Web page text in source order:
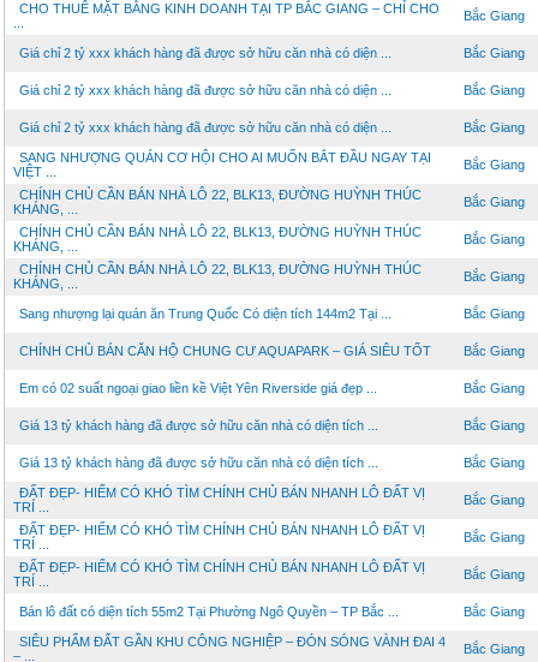
CHO THUÊ MẶT BẰNG KINH DOANH TẠI TP BẮC GIANG – CHỈ CHO
Bắc Giang
Giá chỉ 2 tỷ xxx khách hàng đã được sở hữu căn nhà có diện ... Bắc Giang
Giá chỉ 2 tỷ xxx khách hàng đã được sở hữu căn nhà có diện ... Bắc Giang
Giá chỉ 2 tỷ xxx khách hàng đã được sở hữu căn nhà có diện ... Bắc Giang
SANG NHƯỢNG QUÁN CƠ HỘI CHO AI MUỐN BẮT ĐẦU NGAY TẠI
VIỆT ...
Bắc Giang
CHÍNH CHỦ CẦN BÁN NHÀ LÔ 22, BLK13, ĐƯỜNG HUỲNH THÚC
KHÁNG, ...
Bắc Giang
CHÍNH CHỦ CẦN BÁN NHÀ LÔ 22, BLK13, ĐƯỜNG HUỲNH THÚC
KHÁNG, ...
Bắc Giang
CHÍNH CHỦ CẦN BÁN NHÀ LÔ 22, BLK13, ĐƯỜNG HUỲNH THÚC
KHÁNG, ...
Bắc Giang
Sang nhượng lại quán ăn Trung Quốc Có diện tích 144m2 Tại ... Bắc Giang
CHÍNH CHỦ BÁN CĂN HỘ CHUNG CƯ AQUAPARK – GIÁ SIÊU TỐT Bắc Giang
Em có 02 suất ngoại giao liền kề Việt Yên Riverside giá đẹp ... Bắc Giang
Giá 13 tỷ khách hàng đã được sở hữu căn nhà có diện tích ... Bắc Giang
Giá 13 tỷ khách hàng đã được sở hữu căn nhà có diện tích ... Bắc Giang
ĐẤT ĐẸP- HIẾM CÓ KHÓ TÌM CHÍNH CHỦ BÁN NHANH LÔ ĐẤT VỊ
TRÍ ...
Bắc Giang
ĐẤT ĐẸP- HIẾM CÓ KHÓ TÌM CHÍNH CHỦ BÁN NHANH LÔ ĐẤT VỊ
TRÍ ...
Bắc Giang
ĐẤT ĐẸP- HIẾM CÓ KHÓ TÌM CHÍNH CHỦ BÁN NHANH LÔ ĐẤT VỊ
TRÍ ...
Bắc Giang
Bán lô đất có diện tích 55m2 Tại Phường Ngô Quyền – TP Bắc ... Bắc Giang
SIÊU PHẨM ĐẤT GẦN KHU CÔNG NGHIỆP – ĐÓN SÓNG VÀNH ĐAI 4
– ...
Bắc Giang